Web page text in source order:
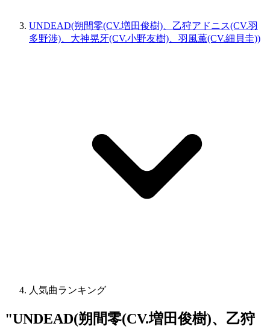
UNDEAD(朔間零(CV.増田俊樹)、乙狩アドニス(CV.羽
多野渉)、大神晃牙(CV.小野友樹)、羽風薫(CV.細貝圭))
人気曲ランキング
"UNDEAD(朔間零(CV.増田俊樹)、乙狩